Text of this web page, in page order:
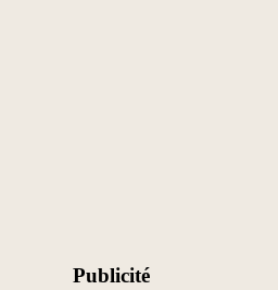
Publicité